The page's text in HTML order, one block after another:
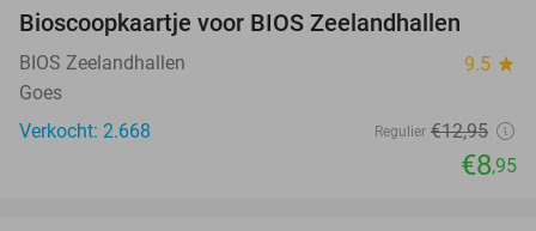
Bioscoopkaartje voor BIOS Zeelandhallen
BIOS Zeelandhallen 9.5 star
Goes
Verkocht: 2.668
Regulier €12,95
€8,95